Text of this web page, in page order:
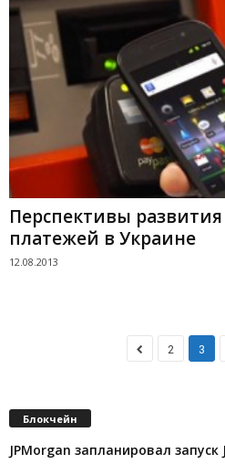
Перспективы
платежей в Украине
12.08.2013
2 3
Блокчейн
JPMorgan запланировал запуск